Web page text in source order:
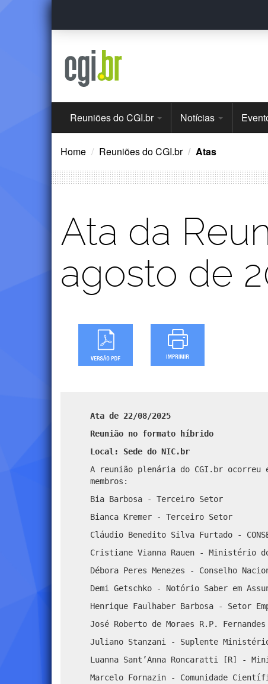
Ir
o
Menu
Principal
Reuniões do CGI.br Notícias
Home Reuniões do CGI.br Atas
Ata da
agosto de
Ata de 22/08/2025
Reunião no formato híbrido
Local: Sede do NIC.br
A reunião plenária do CGI.br ocorreu
membros:
Bia Barbosa - Terceiro Setor
Bianca Kremer - Terceiro Setor
Cláudio Benedito Silva Furtado -
Cristiane Vianna Rauen - Ministério
Débora Peres Menezes - Conselho
Demi Getschko - Notório Saber em
Henrique Faulhaber Barbosa - Setor
José Roberto de Moraes R.P.
Juliano Stanzani - Suplente Ministério
Luanna Sant’Anna Roncaratti [R] -
Marcelo Fornazin - Comunidade